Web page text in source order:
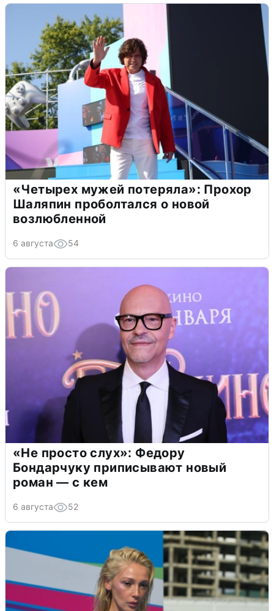
«Четырех мужей потеряла»: Прохор
Шаляпин проболтался о новой
возлюбленной
6 августа 54
«Не просто слух»: Федору
Бондарчуку приписывают новый
роман — с кем
6 августа 52